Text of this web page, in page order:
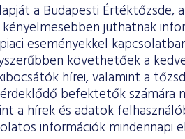
a Budapesti Értéktőzsde,
juthatnak
eseményekkel
követhetőek a
hírei, valamint a
befektetők számára
a hírek és adatok
információk mindennapi